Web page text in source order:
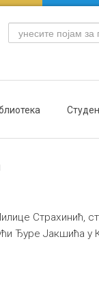
Страхинић,
Ђуре Јакшића у